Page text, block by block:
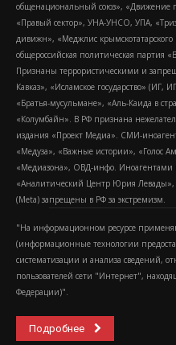
общенациональный союз», «Движение
«Правый сектор», УНА-УНСО, УПА,
дивижн», «Меджлис
общероссийская политическая партия
Признаны террористическими и
Кавказ», «Исламское государство»
«Братья-мусульмане», «Аль-Каида в
«Колумбайн». В РФ признана
издания «Проект Медиа». СМИ-
«Медуза», «Важные истории», «Голос
«Медиазона», ОВД-инфо.
«Аналитический Центр Юрия Левады»,
(Metа) запрещены в РФ за экстремизм.
"На информационном ресурсе
(информационные технологии
систематизации и анализа сведений,
пользователей сети "Интернет",
Федерации)".
Подробнее